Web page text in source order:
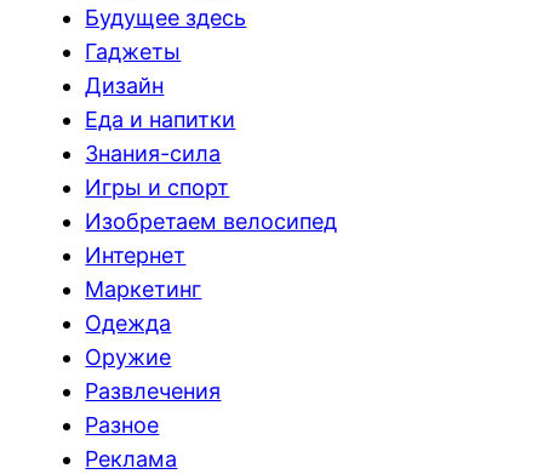
Будущее здесь
Гаджеты
Дизайн
Еда и напитки
Знания-сила
Игры и спорт
Изобретаем велосипед
Интернет
Маркетинг
Одежда
Оружие
Развлечения
Разное
Реклама